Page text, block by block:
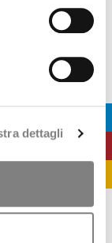
dettagli
ABUSE